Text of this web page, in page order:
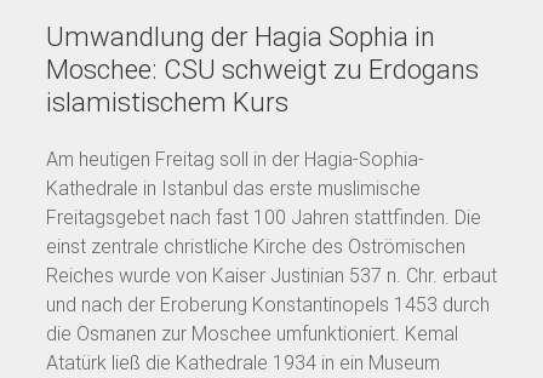
Umwandlung der Hagia Sophia in
Moschee: CSU schweigt zu Erdogans
islamistischem Kurs
Am heutigen Freitag soll in der Hagia-Sophia-
Kathedrale in Istanbul das erste muslimische
Freitagsgebet nach fast 100 Jahren stattfinden. Die
einst zentrale christliche Kirche des Oströmischen
Reiches wurde von Kaiser Justinian 537 n. Chr. erbaut
und nach der Eroberung Konstantinopels 1453 durch
die Osmanen zur Moschee umfunktioniert. Kemal
Atatürk ließ die Kathedrale 1934 in ein Museum